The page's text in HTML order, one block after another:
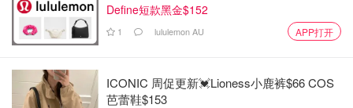
Define短款黑金$152
1 lululemon AU APP打开
ICONIC 周促更新💓Lioness小鹿裤$66 COS
芭蕾鞋$153